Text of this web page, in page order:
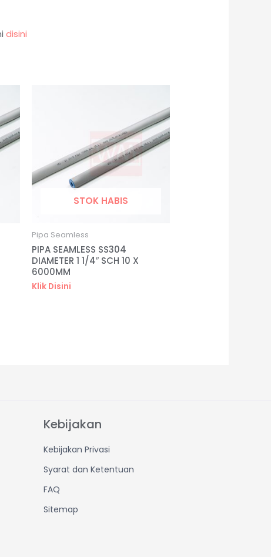
disini
STOK HABIS
Pipa Seamless
PIPA SEAMLESS SS304
DIAMETER 1 1/4″ SCH 10 X
6000MM
Klik Disini
Kebijakan
Kebijakan Privasi
Syarat dan Ketentuan
FAQ
Sitemap